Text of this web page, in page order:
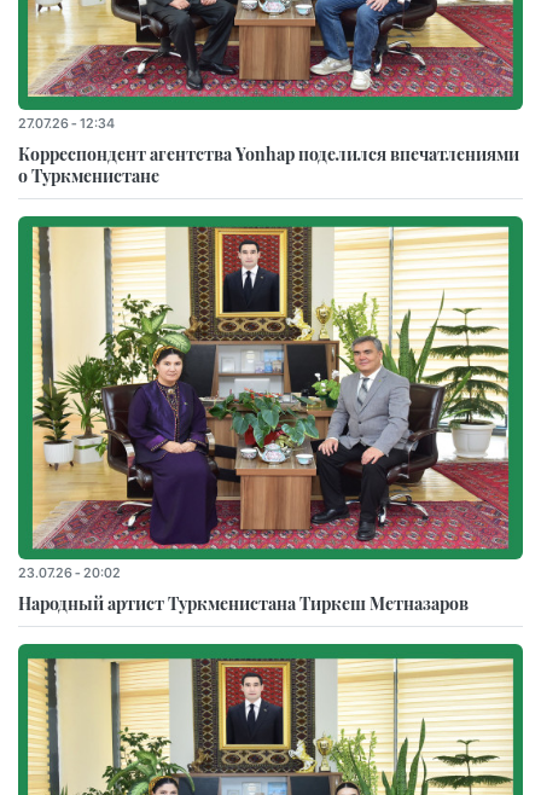
27.07.26 - 12:34
Корреспондент агентства Yonhap поделился впечатлениями
о Туркменистане
23.07.26 - 20:02
Народный артист Туркменистана Тиркеш Мeтназаров